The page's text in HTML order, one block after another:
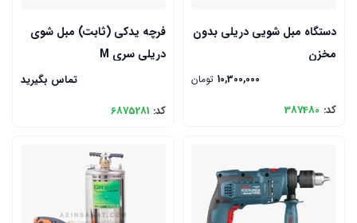
دستگاه مبل شویی دریلی بدون
مخزن
10,300,000 تومان
کد: 387480
فرچه یدکی (ثابت) مبل شوی
دریلی سری M
تماس بگیرید
کد: 6875281